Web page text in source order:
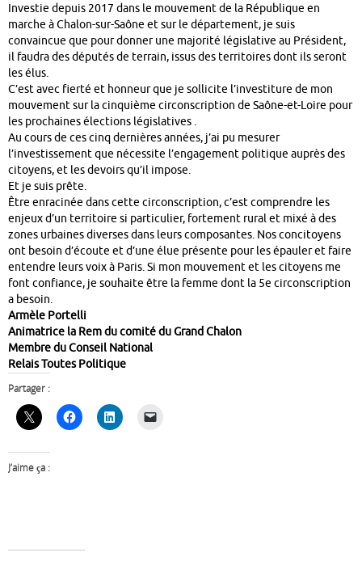
Investie depuis 2017 dans le mouvement de la République en
marche à Chalon-sur-Saône et sur le département, je suis
convaincue que pour donner une majorité législative au Président,
il faudra des députés de terrain, issus des territoires dont ils seront
les élus.
C’est avec fierté et honneur que je sollicite l’investiture de mon
mouvement sur la cinquième circonscription de Saône-et-Loire pour
les prochaines élections législatives .
Au cours de ces cinq dernières années, j’ai pu mesurer
l’investissement que nécessite l’engagement politique auprès des
citoyens, et les devoirs qu’il impose.
Et je suis prête.
Être enracinée dans cette circonscription, c’est comprendre les
enjeux d’un territoire si particulier, fortement rural et mixé à des
zones urbaines diverses dans leurs composantes. Nos concitoyens
ont besoin d’écoute et d’une élue présente pour les épauler et faire
entendre leurs voix à Paris. Si mon mouvement et les citoyens me
font confiance, je souhaite être la femme dont la 5e circonscription
a besoin.
Armèle Portelli
Animatrice la Rem du comité du Grand Chalon
Membre du Conseil National
Relais Toutes Politique
Partager :
J’aime ça :